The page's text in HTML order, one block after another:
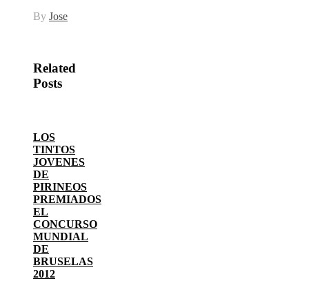
By Jose
Related
Posts
LOS
TINTOS
JOVENES
DE
PIRINEOS
PREMIADOS
EL
CONCURSO
MUNDIAL
DE
BRUSELAS
2012